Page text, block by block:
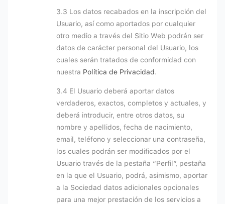
3.3 Los datos recabados en la inscripción del
Usuario, así como aportados por cualquier
otro medio a través del Sitio Web podrán ser
datos de carácter personal del Usuario, los
cuales serán tratados de conformidad con
nuestra Política de Privacidad.
3.4 El Usuario deberá aportar datos
verdaderos, exactos, completos y actuales, y
deberá introducir, entre otros datos, su
nombre y apellidos, fecha de nacimiento,
email, teléfono y seleccionar una contraseña,
los cuales podrán ser modificados por el
Usuario través de la pestaña “Perfil”, pestaña
en la que el Usuario, podrá, asimismo, aportar
a la Sociedad datos adicionales opcionales
para una mejor prestación de los servicios a